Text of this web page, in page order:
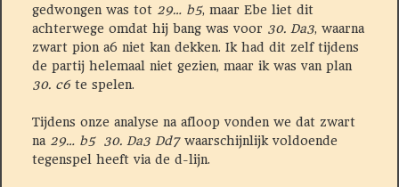
gedwongen was tot 29… b5, maar Ebe liet dit
achterwege omdat hij bang was voor 30. Da3, waarna
zwart pion a6 niet kan dekken. Ik had dit zelf tijdens
de partij helemaal niet gezien, maar ik was van plan
30. c6te spelen.
Tijdens onze analyse na afloop vonden we dat zwart
na 29… b5 30. Da3 Dd7waarschijnlijk voldoende
tegenspel heeft via de d-lijn.